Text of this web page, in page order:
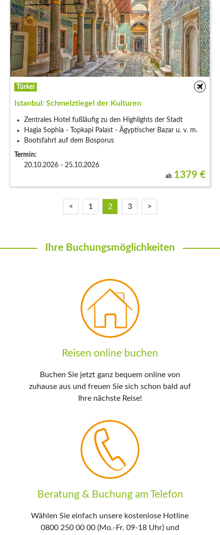
Türkei
Istanbul: Schmelztiegel der Kulturen
Zentrales Hotel fußläufig zu den Highlights der Stadt
Hagia Sophia - Topkapi Palast - Ägyptischer Bazar u. v. m.
Bootsfahrt auf dem Bosporus
Termin:
20.10.2026 - 25.10.2026
ab 1379 €
< 1 2 3 >
Ihre Buchungsmöglichkeiten
Reisen online buchen
Buchen Sie jetzt ganz bequem online von
zuhause aus und freuen Sie sich schon bald auf
Ihre nächste Reise!
Beratung & Buchung am Telefon
Wählen Sie einfach unsere kostenlose Hotline
0800 250 00 00 (Mo.-Fr. 09-18 Uhr) und